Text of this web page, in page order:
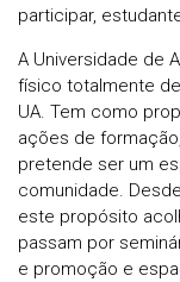
participar,
A Universidade de
físico totalmente
UA. Tem como
ações de
pretende ser um
comunidade.
este propósito
passam por
e promoção e